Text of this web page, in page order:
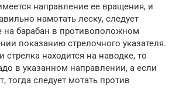
направление ее вращения, и
намотать леску, следует
на барабан в противоположном
показанию стрелочного указателя.
стрелка находится на наводке, то
в указанном направлении, а если
тогда следует мотать против